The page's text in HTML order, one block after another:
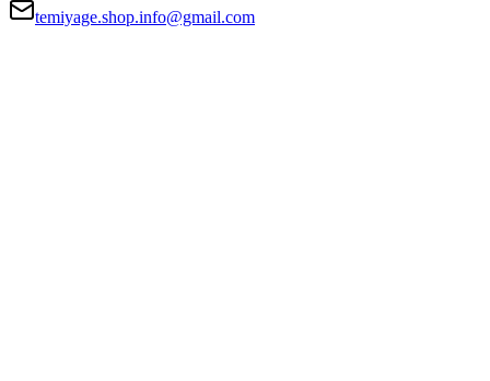
temiyage.shop.info@gmail.com